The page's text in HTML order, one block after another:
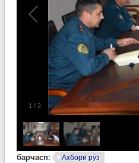
1 / 2
барчасп: Ахбори рӯз